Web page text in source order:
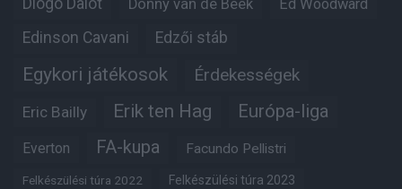
Diogo Dalot Donny van de Beek Ed Woodward
Edinson Cavani Edzői stáb
Egykori játékosok Érdekességek
Eric Bailly Erik ten Hag Európa-liga
Everton FA-kupa Facundo Pellistri
Felkészülési túra 2022 Felkészülési túra 2023